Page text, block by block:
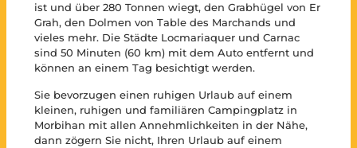
ist und über 280 Tonnen wiegt, den Grabhügel von Er
Grah, den Dolmen von Table des Marchands und
vieles mehr. Die Städte Locmariaquer und Carnac
sind 50 Minuten (60 km) mit dem Auto entfernt und
können an einem Tag besichtigt werden.
Sie bevorzugen einen ruhigen Urlaub auf einem
kleinen, ruhigen und familiären Campingplatz in
Morbihan mit allen Annehmlichkeiten in der Nähe,
dann zögern Sie nicht, Ihren Urlaub auf einem